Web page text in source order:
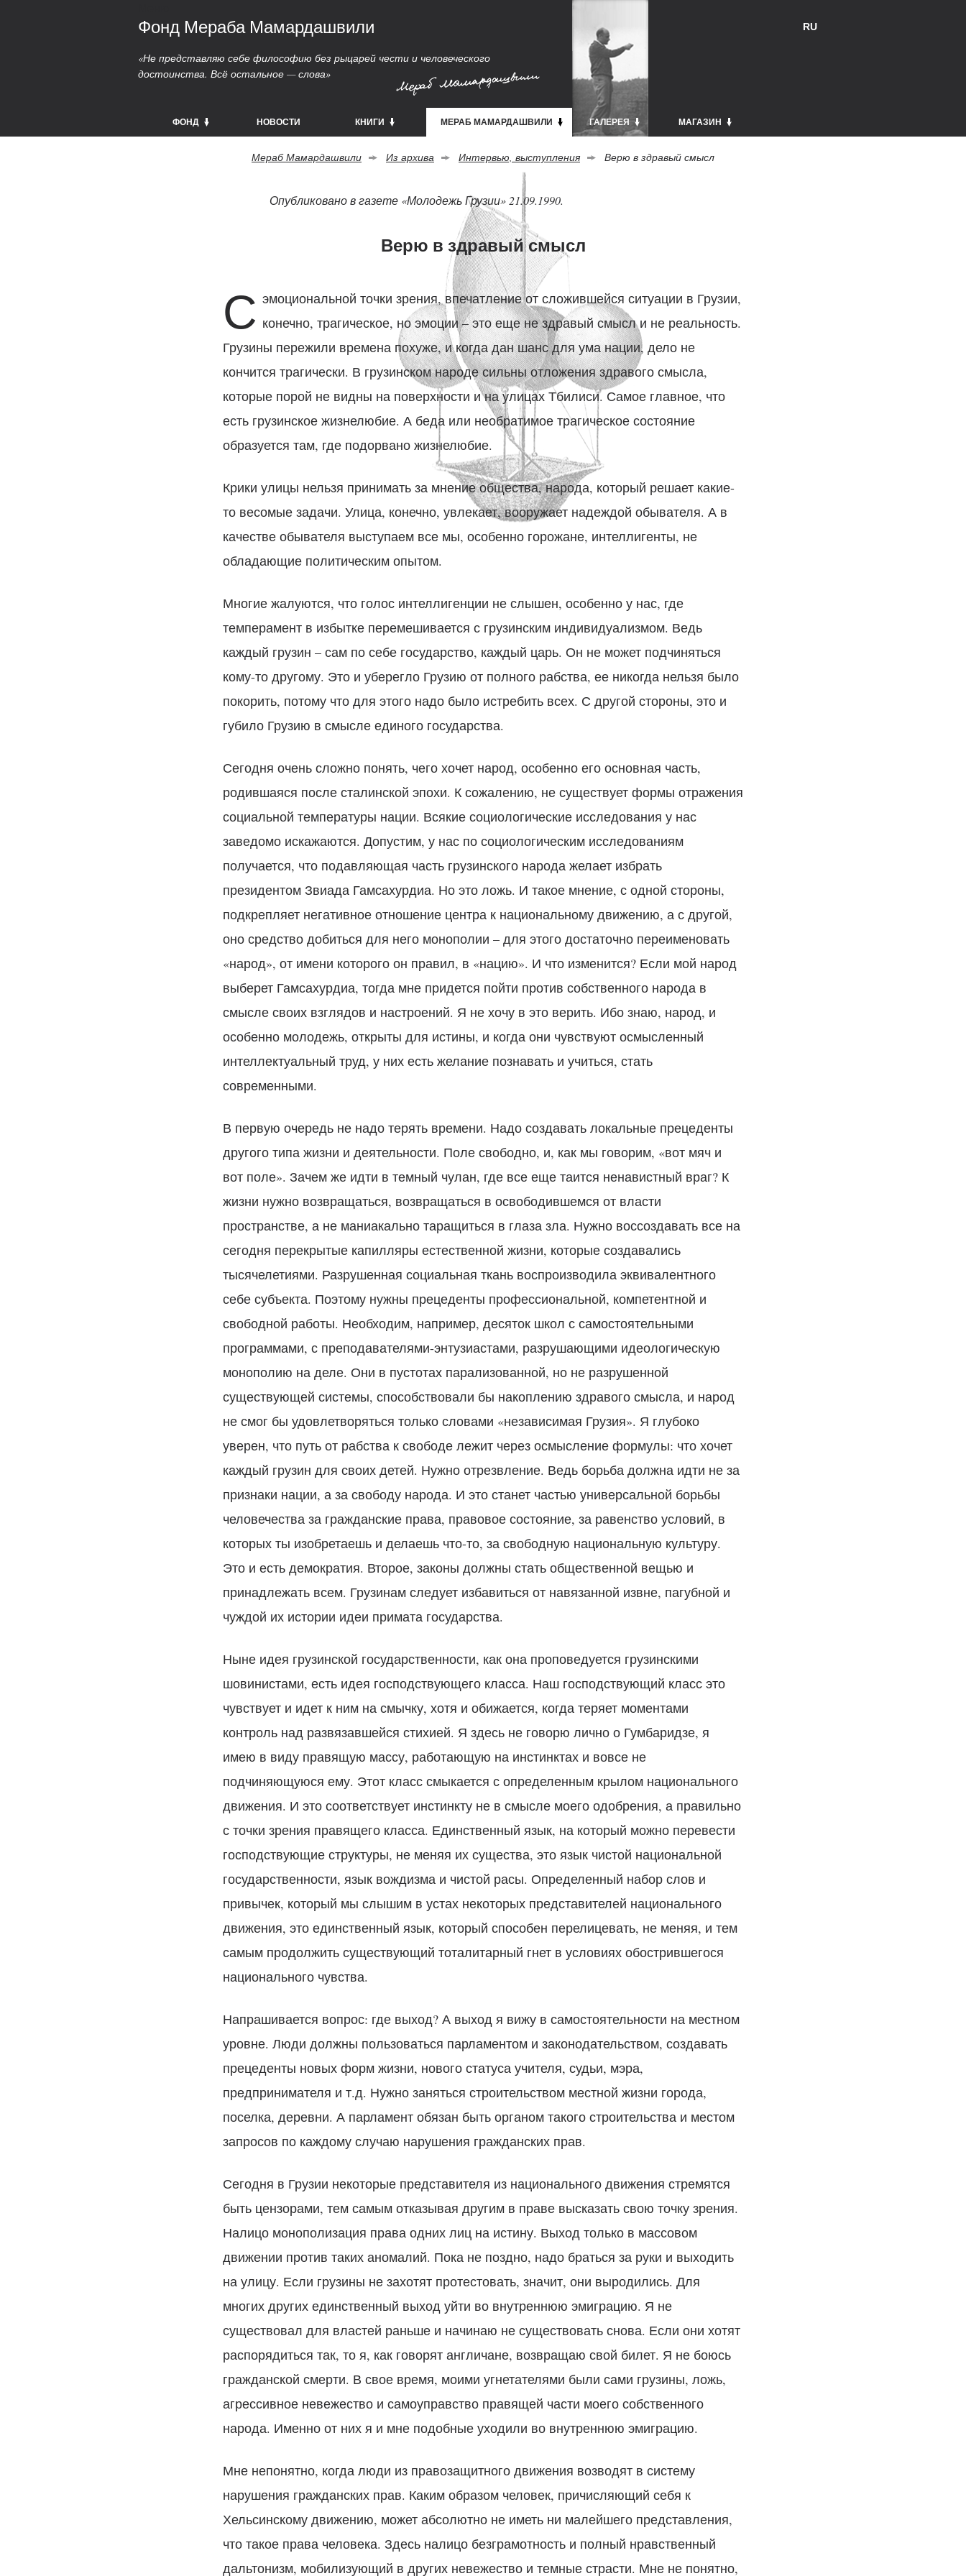
Фонд Мераба Мамардашвили
«Не представляю себе философию без рыцарей чести и человеческого
достоинства. Всё остальное — слова»
RU
ФОНД НОВОСТИ КНИГИ МЕРАБ МАМАРДАШВИЛИ ГАЛЕРЕЯ МАГАЗИН
Мераб Мамардашвили Из архива Интервью, выступления Верю в здравый смысл
Опубликовано в газете «Молодежь Грузии» 21.09.1990.
Верю в здравый смысл
С эмоциональной точки зрения, впечатление от сложившейся ситуации в Грузии,
конечно, трагическое, но эмоции – это еще не здравый смысл и не реальность.
Грузины пережили времена похуже, и когда дан шанс для ума нации, дело не
кончится трагически. В грузинском народе сильны отложения здравого смысла,
которые порой не видны на поверхности и на улицах Тбилиси. Самое главное, что
есть грузинское жизнелюбие. А беда или необратимое трагическое состояние
образуется там, где подорвано жизнелюбие.
Крики улицы нельзя принимать за мнение общества, народа, который решает какие-
то весомые задачи. Улица, конечно, увлекает, вооружает надеждой обывателя. А в
качестве обывателя выступаем все мы, особенно горожане, интеллигенты, не
обладающие политическим опытом.
Многие жалуются, что голос интеллигенции не слышен, особенно у нас, где
темперамент в избытке перемешивается с грузинским индивидуализмом. Ведь
каждый грузин – сам по себе государство, каждый царь. Он не может подчиняться
кому-то другому. Это и уберегло Грузию от полного рабства, ее никогда нельзя было
покорить, потому что для этого надо было истребить всех. С другой стороны, это и
губило Грузию в смысле единого государства.
Сегодня очень сложно понять, чего хочет народ, особенно его основная часть,
родившаяся после сталинской эпохи. К сожалению, не существует формы отражения
социальной температуры нации. Всякие социологические исследования у нас
заведомо искажаются. Допустим, у нас по социологическим исследованиям
получается, что подавляющая часть грузинского народа желает избрать
президентом Звиада Гамсахурдиа. Но это ложь. И такое мнение, с одной стороны,
подкрепляет негативное отношение центра к национальному движению, а с другой,
оно средство добиться для него монополии – для этого достаточно переименовать
«народ», от имени которого он правил, в «нацию». И что изменится? Если мой народ
выберет Гамсахурдиа, тогда мне придется пойти против собственного народа в
смысле своих взглядов и настроений. Я не хочу в это верить. Ибо знаю, народ, и
особенно молодежь, открыты для истины, и когда они чувствуют осмысленный
интеллектуальный труд, у них есть желание познавать и учиться, стать
современными.
В первую очередь не надо терять времени. Надо создавать локальные прецеденты
другого типа жизни и деятельности. Поле свободно, и, как мы говорим, «вот мяч и
вот поле». Зачем же идти в темный чулан, где все еще таится ненавистный враг? К
жизни нужно возвращаться, возвращаться в освободившемся от власти
пространстве, а не маниакально таращиться в глаза зла. Нужно воссоздавать все на
сегодня перекрытые капилляры естественной жизни, которые создавались
тысячелетиями. Разрушенная социальная ткань воспроизводила эквивалентного
себе субъекта. Поэтому нужны прецеденты профессиональной, компетентной и
свободной работы. Необходим, например, десяток школ с самостоятельными
программами, с преподавателями-энтузиастами, разрушающими идеологическую
монополию на деле. Они в пустотах парализованной, но не разрушенной
существующей системы, способствовали бы накоплению здравого смысла, и народ
не смог бы удовлетворяться только словами «независимая Грузия». Я глубоко
уверен, что путь от рабства к свободе лежит через осмысление формулы: что хочет
каждый грузин для своих детей. Нужно отрезвление. Ведь борьба должна идти не за
признаки нации, а за свободу народа. И это станет частью универсальной борьбы
человечества за гражданские права, правовое состояние, за равенство условий, в
которых ты изобретаешь и делаешь что-то, за свободную национальную культуру.
Это и есть демократия. Второе, законы должны стать общественной вещью и
принадлежать всем. Грузинам следует избавиться от навязанной извне, пагубной и
чуждой их истории идеи примата государства.
Ныне идея грузинской государственности, как она проповедуется грузинскими
шовинистами, есть идея господствующего класса. Наш господствующий класс это
чувствует и идет к ним на смычку, хотя и обижается, когда теряет моментами
контроль над развязавшейся стихией. Я здесь не говорю лично о Гумбаридзе, я
имею в виду правящую массу, работающую на инстинктах и вовсе не
подчиняющуюся ему. Этот класс смыкается с определенным крылом национального
движения. И это соответствует инстинкту не в смысле моего одобрения, а правильно
с точки зрения правящего класса. Единственный язык, на который можно перевести
господствующие структуры, не меняя их существа, это язык чистой национальной
государственности, язык вождизма и чистой расы. Определенный набор слов и
привычек, который мы слышим в устах некоторых представителей национального
движения, это единственный язык, который способен перелицевать, не меняя, и тем
самым продолжить существующий тоталитарный гнет в условиях обострившегося
национального чувства.
Напрашивается вопрос: где выход? А выход я вижу в самостоятельности на местном
уровне. Люди должны пользоваться парламентом и законодательством, создавать
прецеденты новых форм жизни, нового статуса учителя, судьи, мэра,
предпринимателя и т.д. Нужно заняться строительством местной жизни города,
поселка, деревни. А парламент обязан быть органом такого строительства и местом
запросов по каждому случаю нарушения гражданских прав.
Сегодня в Грузии некоторые представителя из национального движения стремятся
быть цензорами, тем самым отказывая другим в праве высказать свою точку зрения.
Налицо монополизация права одних лиц на истину. Выход только в массовом
движении против таких аномалий. Пока не поздно, надо браться за руки и выходить
на улицу. Если грузины не захотят протестовать, значит, они выродились. Для
многих других единственный выход уйти во внутреннюю эмиграцию. Я не
существовал для властей раньше и начинаю не существовать снова. Если они хотят
распорядиться так, то я, как говорят англичане, возвращаю свой билет. Я не боюсь
гражданской смерти. В свое время, моими угнетателями были сами грузины, ложь,
агрессивное невежество и самоуправство правящей части моего собственного
народа. Именно от них я и мне подобные уходили во внутреннюю эмиграцию.
Мне непонятно, когда люди из правозащитного движения возводят в систему
нарушения гражданских прав. Каким образом человек, причисляющий себя к
Хельсинскому движению, может абсолютно не иметь ни малейшего представления,
что такое права человека. Здесь налицо безграмотность и полный нравственный
дальтонизм, мобилизующий в других невежество и темные страсти. Мне не понятно,